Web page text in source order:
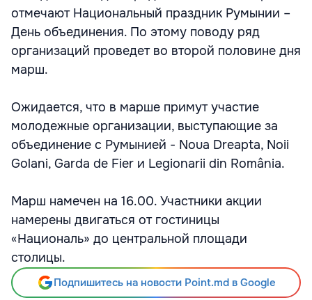
отмечают Национальный праздник Румынии –
День объединения. По этому поводу ряд
организаций проведет во второй половине дня
марш.
Ожидается, что в марше примут участие
молодежные организации, выступающие за
объединение с Румынией - Noua Dreapta, Noii
Golani, Garda de Fier и Legionarii din România.
Марш намечен на 16.00. Участники акции
намерены двигаться от гостиницы
«Националь» до центральной площади
столицы.
Подпишитесь на новости Point.md в Google